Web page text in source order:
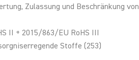
Zulassung und Beschränkung von
II + 2015/863/EU RoHS III
Stoffe (253)